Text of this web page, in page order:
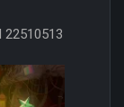
22510513